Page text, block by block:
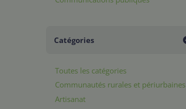
Catégories
Toutes les catégories
Communautés rurales et périurbaines
Artisanat